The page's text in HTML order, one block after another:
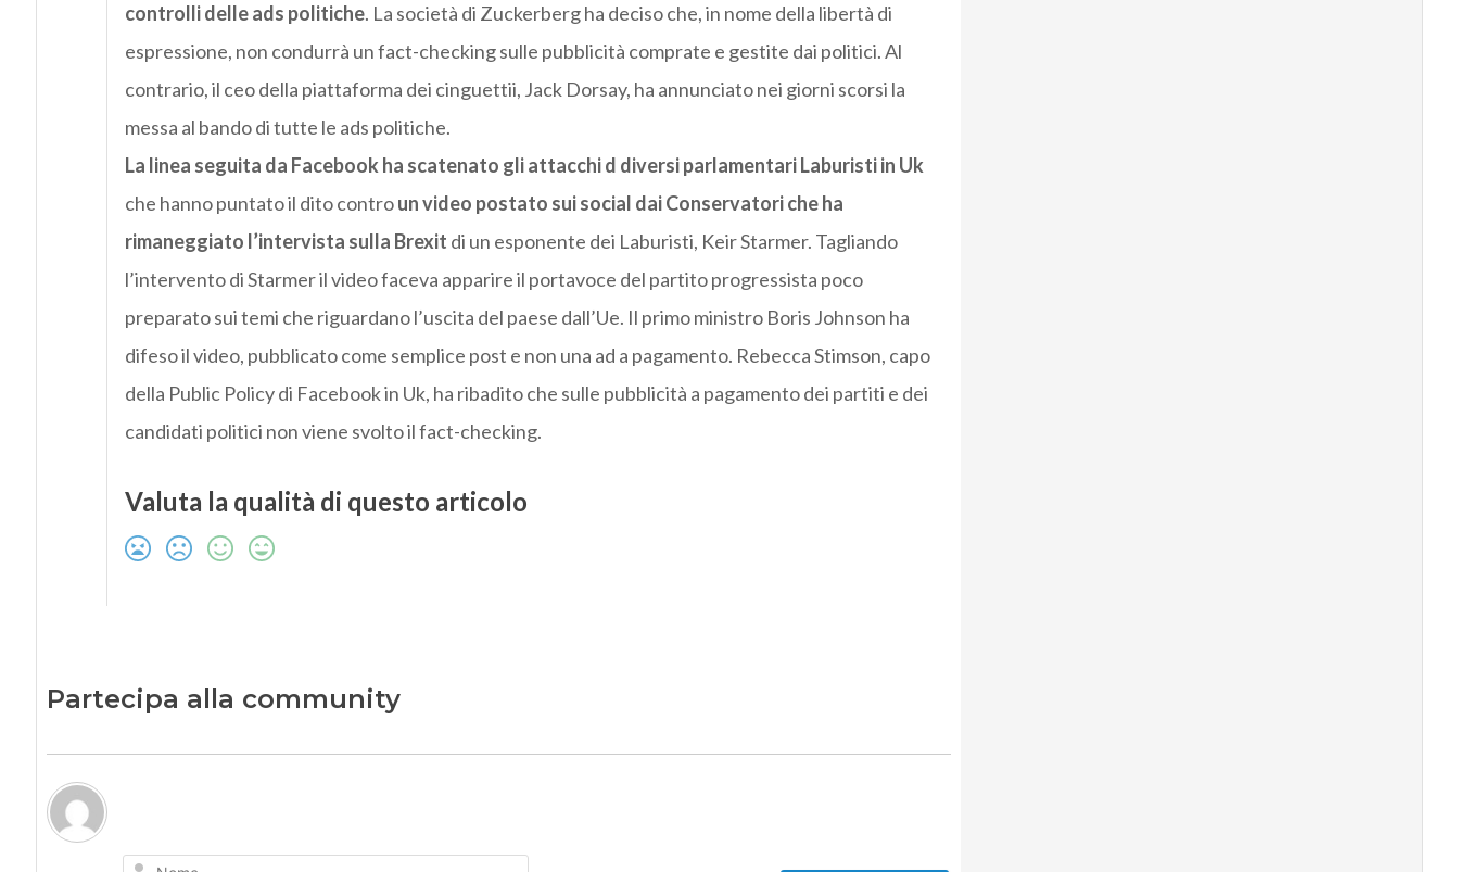
controlli delle ads politiche. La società di Zuckerberg ha deciso che, in nome della libertà di
espressione, non condurrà un fact-checking sulle pubblicità comprate e gestite dai politici. Al
contrario, il ceo della piattaforma dei cinguettii, Jack Dorsay, ha annunciato nei giorni scorsi la
messa al bando di tutte le ads politiche.
La linea seguita da Facebook ha scatenato gli attacchi d diversi parlamentari Laburisti in Uk
che hanno puntato il dito controun video postato sui social dai Conservatori che ha
rimaneggiato l’intervista sulla Brexit di un esponente dei Laburisti, Keir Starmer. Tagliando
l’intervento di Starmer il video faceva apparire il portavoce del partito progressista poco
preparato sui temi che riguardano l’uscita del paese dall’Ue. Il primo ministro Boris Johnson ha
difeso il video, pubblicato come semplice post e non una ad a pagamento. Rebecca Stimson, capo
della Public Policy di Facebook in Uk, ha ribadito che sulle pubblicità a pagamento dei partiti e dei
candidati politici non viene svolto il fact-checking.
Valuta la qualità di questo articolo
Partecipa alla community
Nome